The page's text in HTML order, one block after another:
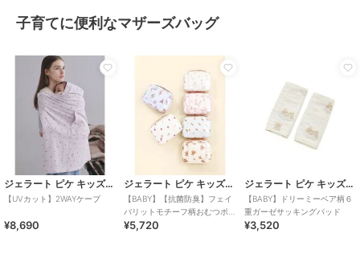
子育てに便利なマザーズバッグ
ジェラート ピケ キッズ＆ベビー
【UVカット】2WAYケープ
¥8,690
ジェラート ピケ キッズ＆ベビー
【BABY】【抗菌防臭】フェイ
バリットモチーフ柄おむつポ
ーチ
¥5,720
ジェラート ピケ キッズ＆ベビー
【BABY】ドリーミーベア柄６
重ガーゼサッキングパッド
¥3,520